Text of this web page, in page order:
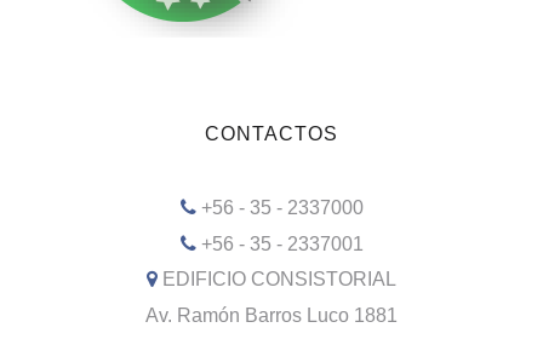
CONTACTOS
+56 - 35 - 2337000
+56 - 35 - 2337001
EDIFICIO CONSISTORIAL
Av. Ramón Barros Luco 1881